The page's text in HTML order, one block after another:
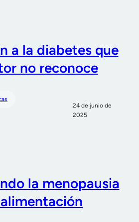
a la diabetes que
no reconoce
24 de junio de
2025
la menopausia